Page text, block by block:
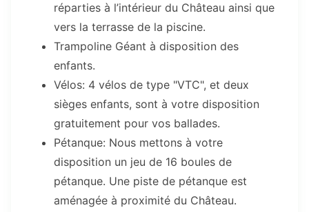
réparties à l’intérieur du Château ainsi que
vers la terrasse de la piscine.
Trampoline Géant à disposition des
enfants.
Vélos: 4 vélos de type "VTC", et deux
sièges enfants, sont à votre disposition
gratuitement pour vos ballades.
Pétanque: Nous mettons à votre
disposition un jeu de 16 boules de
pétanque. Une piste de pétanque est
aménagée à proximité du Château.